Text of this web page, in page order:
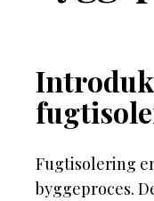
Fugtisolering
byggeproces.